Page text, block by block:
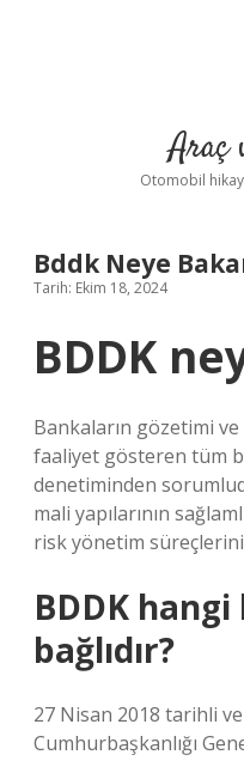
Araç
Otomobil
Bddk Neye
Tarih: Ekim 18, 2024
BDDK
Bankaların gözetimi
faaliyet gösteren tüm
denetiminden
mali yapılarının
risk yönetim
BDDK hangi
bağlıdır?
27 Nisan 2018 tarihli ve
Cumhurbaşkanlığı